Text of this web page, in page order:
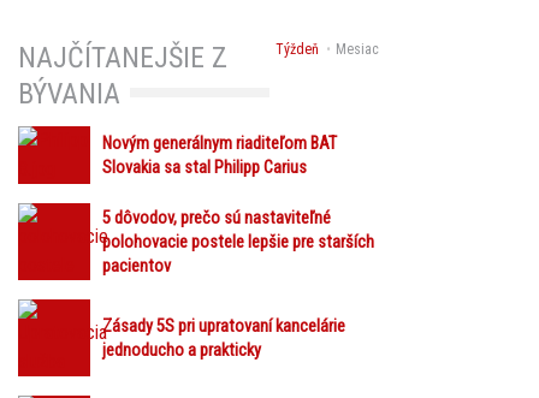
Týždeň Mesiac
NAJČÍTANEJŠIE Z
BÝVANIA
Novým generálnym riaditeľom BAT
Slovakia sa stal Philipp Carius
5 dôvodov, prečo sú nastaviteľné
polohovacie postele lepšie pre starších
pacientov
Zásady 5S pri upratovaní kancelárie
jednoducho a prakticky